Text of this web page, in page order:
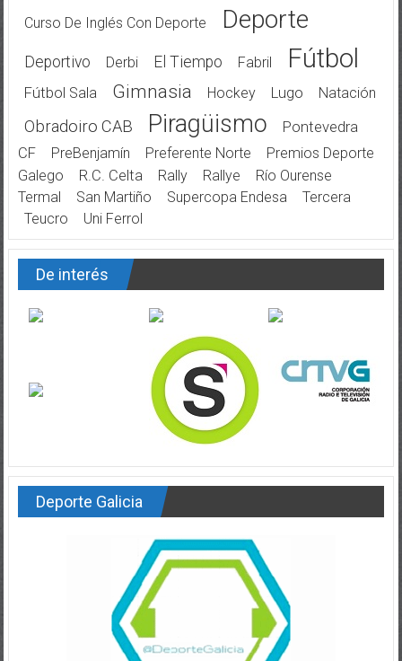
Curso De Inglés Con Deporte
Deporte
Deportivo Derbi El Tiempo Fabril Fútbol
Fútbol Sala Gimnasia Hockey Lugo Natación
Obradoiro CAB Piragüismo
Pontevedra
CF
PreBenjamín Preferente Norte
Premios Deporte
Galego
R.C. Celta Rally Rallye
Río Ourense
Termal
San Martiño Supercopa Endesa
Tercera
Teucro
Uni Ferrol
De interés
Deporte Galicia